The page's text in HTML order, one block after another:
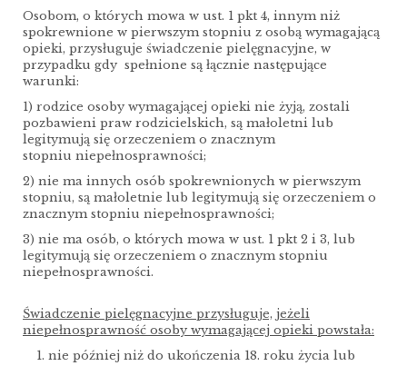
Osobom, o których mowa w ust. 1 pkt 4, innym niż
spokrewnione w pierwszym stopniu z osobą wymagającą
opieki, przysługuje świadczenie pielęgnacyjne, w
przypadku gdy spełnione są łącznie następujące
warunki:
1) rodzice osoby wymagającej opieki nie żyją, zostali
pozbawieni praw rodzicielskich, są małoletni lub
legitymują się orzeczeniem o znacznym
stopniu niepełnosprawności;
2) nie ma innych osób spokrewnionych w pierwszym
stopniu, są małoletnie lub legitymują się orzeczeniem o
znacznym stopniu niepełnosprawności;
3) nie ma osób, o których mowa w ust. 1 pkt 2 i 3, lub
legitymują się orzeczeniem o znacznym stopniu
niepełnosprawności.
Świadczenie pielęgnacyjne przysługuje, jeżeli
niepełnosprawność osoby wymagającej opieki powstała:
nie później niż do ukończenia 18. roku życia lub